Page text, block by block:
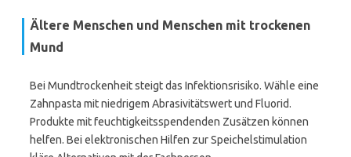
Ältere Menschen und Menschen mit trockenen
Mund
Bei Mundtrockenheit steigt das Infektionsrisiko. Wähle eine
Zahnpasta mit niedrigem Abrasivitätswert und Fluorid.
Produkte mit feuchtigkeitsspendenden Zusätzen können
helfen. Bei elektronischen Hilfen zur Speichelstimulation